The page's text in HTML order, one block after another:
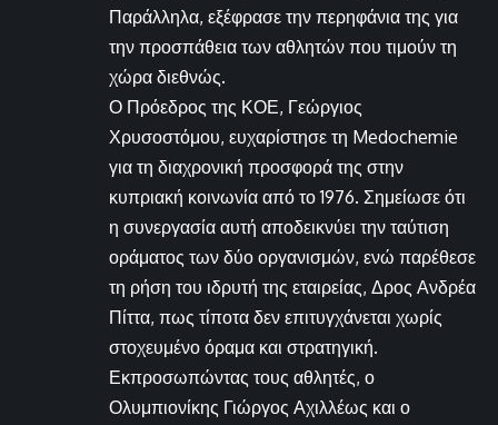
Παράλληλα, εξέφρασε την περηφάνια της για
την προσπάθεια των αθλητών που τιμούν τη
χώρα διεθνώς.
Ο Πρόεδρος της ΚΟΕ, Γεώργιος
Χρυσοστόμου, ευχαρίστησε τη Medochemie
για τη διαχρονική προσφορά της στην
κυπριακή κοινωνία από το 1976. Σημείωσε ότι
η συνεργασία αυτή αποδεικνύει την ταύτιση
οράματος των δύο οργανισμών, ενώ παρέθεσε
τη ρήση του ιδρυτή της εταιρείας, Δρος Ανδρέα
Πίττα, πως τίποτα δεν επιτυγχάνεται χωρίς
στοχευμένο όραμα και στρατηγική.
Εκπροσωπώντας τους αθλητές, ο
Ολυμπιονίκης Γιώργος Αχιλλέως και ο